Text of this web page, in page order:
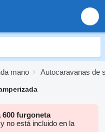
mano Autocaravanas de
furgoneta
no está incluido en la